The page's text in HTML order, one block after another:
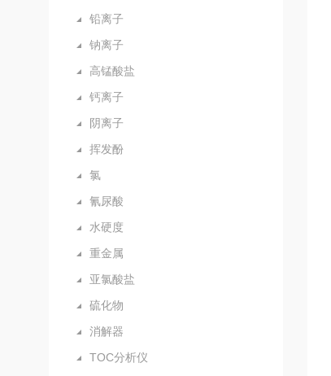
铅离子
钠离子
高锰酸盐
钙离子
阴离子
挥发酚
氯
氰尿酸
水硬度
重金属
亚氯酸盐
硫化物
消解器
TOC分析仪